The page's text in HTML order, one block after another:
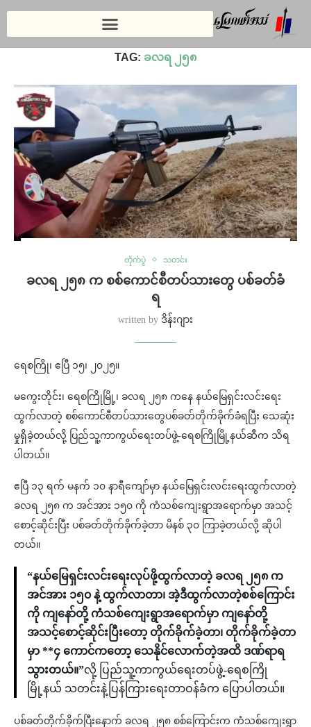
TAG: ခလရ ၂၅၈
တိုက်ပွဲ သတင်း
ခလရ ၂၅၈ က စစ်ကောင်စီတပ်သားတွေ ပစ်ခတ်ခံ
ရ
written by ဒိန်းဂျား
ရေစကြို၊ ဧပြီ ၁၅၊ ၂၀၂၅။
မကွေးတိုင်း၊ ရေစကြိုမြို့၊ ခလရ ၂၅၈ ကနေ နယ်မြေရှင်းလင်းရေး
ထွက်လာတဲ့ စစ်ကောင်စီတပ်သားတွေပစ်ခတ်တိုက်ခိုက်ခံရပြီး သေဆုံး
မှုရှိခဲ့တယ်လို့ ပြည်သူ့ကာကွယ်ရေးတပ်ဖွဲ့-ရေစကြိုမြို့နယ်ဆီက သိရ
ပါတယ်။
ဧပြီ ၁၃ ရက် မနက် ၁၀ နာရီကျော်မှာ နယ်မြေရှင်းလင်းရေးထွက်လာတဲ့
ခလရ ၂၅၈ က အင်အား ၁၅၀ ကို ကံသစ်ကျေးရွာအရောက်မှာ အသင့်
စောင့်ဆိုင်းပြီး ပစ်ခတ်တိုက်ခိုက်ခဲ့တာ မိနစ် ၃၀ ကြာခဲ့တယ်လို့ ဆိုပါ
တယ်။
“နယ်မြေရှင်းလင်းရေးလုပ်ဖို့ထွက်လာတဲ့ ခလရ ၂၅၈ က
အင်အား ၁၅၀ နဲ့ ထွက်လာတာ၊ အဲ့ဒီထွက်လာတဲ့စစ်ကြောင်း
ကို ကျနော်တို့ ကံသစ်ကျေးရွာအရောက်မှာ ကျနော်တို့
အသင့်စောင့်ဆိုင်းပြီးတော့ တိုက်ခိုက်ခဲ့တာ၊ တိုက်ခိုက်ခဲ့တာ
မှာ **၄ ကောင်ကတော့ သေနိုင်လောက်တဲ့အထိ ဒဏ်ရာရ
သွားတယ်။”လို့ ပြည်သူ့ကာကွယ်ရေးတပ်ဖွဲ့-ရေစကြို
မြို့နယ် သတင်းနဲ့ပြန်ကြားရေးတာဝန်ခံက ပြောပါတယ်။
ပစ်ခတ်တိုက်ခိုက်ပြီးနောက် ခလရ ၂၅၈ စစ်ကြောင်းက ကံသစ်ကျေးရွာ